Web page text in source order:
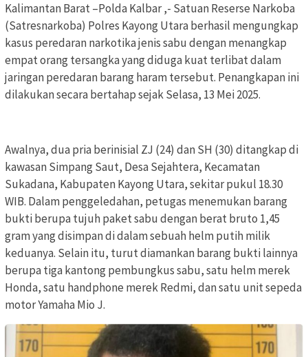
Kalimantan Barat –Polda Kalbar ,- Satuan Reserse Narkoba
(Satresnarkoba) Polres Kayong Utara berhasil mengungkap
kasus peredaran narkotika jenis sabu dengan menangkap
empat orang tersangka yang diduga kuat terlibat dalam
jaringan peredaran barang haram tersebut. Penangkapan ini
dilakukan secara bertahap sejak Selasa, 13 Mei 2025.
Awalnya, dua pria berinisial ZJ (24) dan SH (30) ditangkap di
kawasan Simpang Saut, Desa Sejahtera, Kecamatan
Sukadana, Kabupaten Kayong Utara, sekitar pukul 18.30
WIB. Dalam penggeledahan, petugas menemukan barang
bukti berupa tujuh paket sabu dengan berat bruto 1,45
gram yang disimpan di dalam sebuah helm putih milik
keduanya. Selain itu, turut diamankan barang bukti lainnya
berupa tiga kantong pembungkus sabu, satu helm merek
Honda, satu handphone merek Redmi, dan satu unit sepeda
motor Yamaha Mio J.